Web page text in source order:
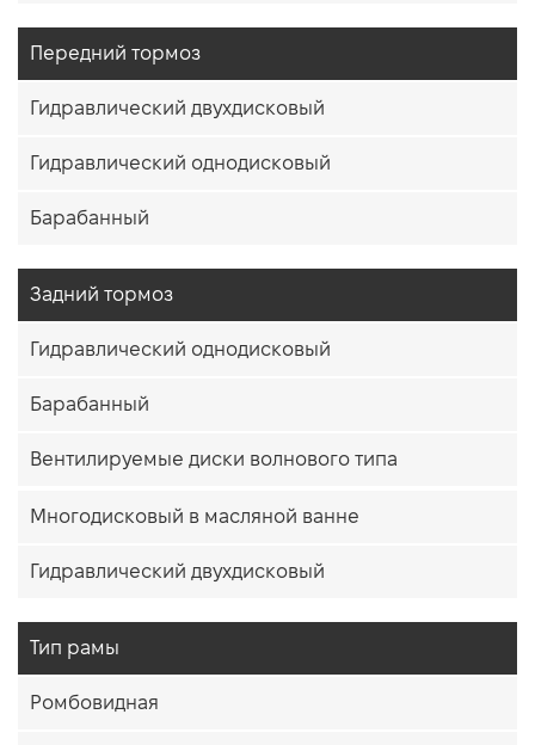
Передний тормоз
Гидравлический двухдисковый
Гидравлический однодисковый
Барабанный
Задний тормоз
Гидравлический однодисковый
Барабанный
Вентилируемые диски волнового типа
Многодисковый в масляной ванне
Гидравлический двухдисковый
Тип рамы
Ромбовидная